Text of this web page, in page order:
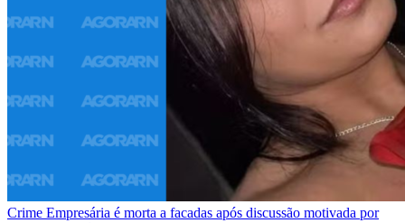
Crime Empresária é morta a facadas após discussão motivada por